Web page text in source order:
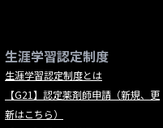
生涯学習認定制度
生涯学習認定制度とは
【G21】認定薬剤師申請（新規、更
新はこちら）